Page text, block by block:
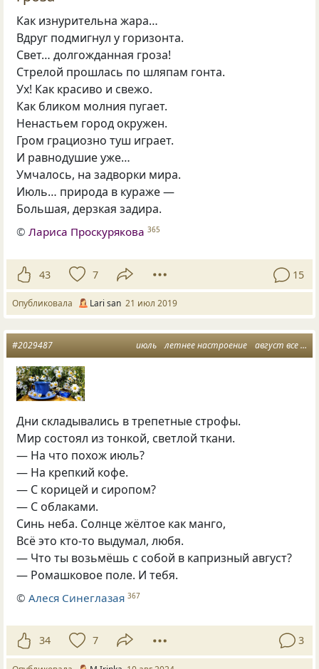
Как изнурительна жара…
Вдруг подмигнул у горизонта.
Свет… долгожданная гроза!
Стрелой прошлась по шляпам гонта.
Ух! Как красиво и свежо.
Как бликом молния пугает.
Ненастьем город окружен.
Гром грациозно туш играет.
И равнодушие уже…
Умчалось, на задворки мира.
Июль… природа в кураже —
Большая, дерзкая задира.
©Лариса Проскурякова 365
43 7 15
Опубликовала Lari san 21 июл 2019
июль летнее настроение август все еще лето
#2029487
Дни складывались в трепетные строфы.
Мир состоял из тонкой, светлой ткани.
— На что похож июль?
— На крепкий кофе.
— С корицей и сиропом?
— С облаками.
Синь неба. Солнце жёлтое как манго,
Всё это кто-то выдумал, любя.
— Что ты возьмёшь с собой в капризный август?
— Ромашковое поле. И тебя.
©Алеся Синеглазая 367
34 7 3